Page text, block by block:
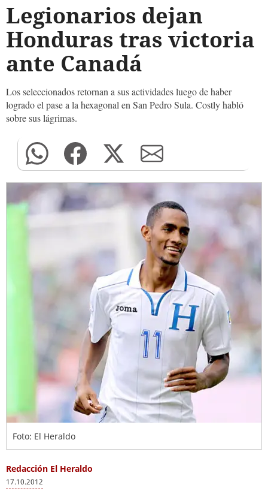
Legionarios dejan
Honduras tras victoria
ante Canadá
Los seleccionados retornan a sus actividades luego de haber
logrado el pase a la hexagonal en San Pedro Sula. Costly habló
sobre sus lágrimas.
Foto: El Heraldo
Redacción El Heraldo
17.10.2012